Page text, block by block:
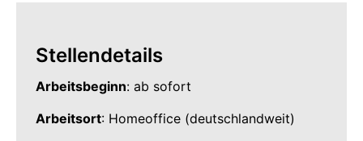
Stellendetails
Arbeitsbeginn: ab sofort
Arbeitsort: Homeoffice (deutschlandweit)